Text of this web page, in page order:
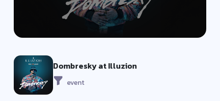
Dombresky at Illuzion
event